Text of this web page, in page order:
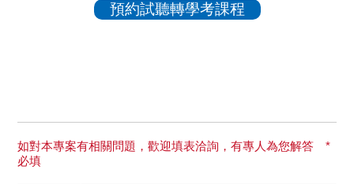
預約試聽轉學考課程
如對本專案有相關問題，歡迎填表洽詢，有專人為您解答 *
必填